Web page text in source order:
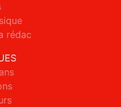
rédac